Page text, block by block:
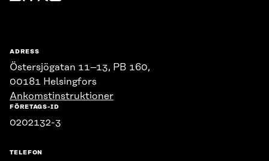
Sitra
ADRESS
Östersjögatan 11–13, PB 160,
00181 Helsingfors
Ankomstinstruktioner
FÖRETAGS-ID
0202132-3
TELEFON